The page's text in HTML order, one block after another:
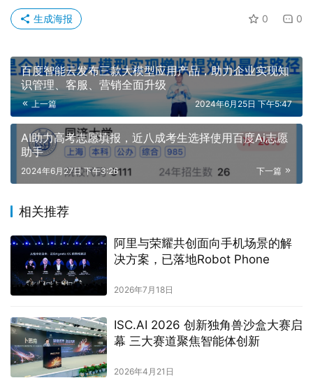
0 0
生成海报
百度智能云发布三款大模型应用产品，助力企业实现知
识管理、客服、营销全面升级
上一篇 2024年6月25日 下午5:47
AI助力高考志愿填报，近八成考生选择使用百度Ai志愿
助手
下一篇
2024年6月27日 下午3:26
相关推荐
阿里与荣耀共创面向手机场景的解
决方案，已落地Robot Phone
2026年7月18日
ISC.AI 2026 创新独角兽沙盒大赛启
幕 三大赛道聚焦智能体创新
2026年4月21日